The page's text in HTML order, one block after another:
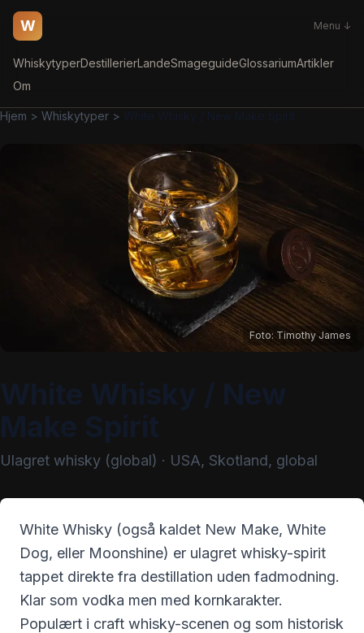
W Menu ↓
WhiskytyperDestillerierLandeSmageguideGlossariumArtikler
Om
Hjem > Whiskytyper >
Foto: Timothy James
Ulagret whisky (global) · USA, Skotland, global
White Whisky (også kaldet New Make, White
Dog, eller Moonshine) er ulagret whisky-spirit
tappet direkte fra destillation uden fadmodning.
Klar som vodka men med kornkarakter.
Populært i craft whisky-scenen og som historisk